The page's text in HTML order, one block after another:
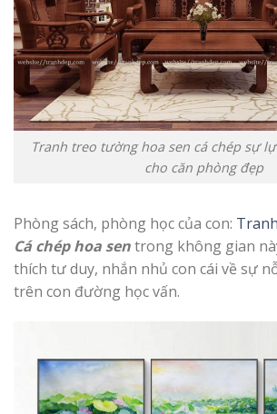
Tranh treo tường hoa sen cá chép sự
cho căn phòng đẹp
Phòng sách, phòng học của con:
Cá chép hoa sentrong không gian
thích tư duy, nhắn nhủ con cái về sự
trên con đường học vấn.